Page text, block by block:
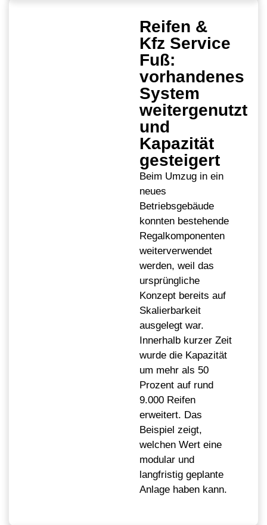
Reifen &
Kfz Service
Fuß:
vorhandenes
System
weitergenutzt
und
Kapazität
gesteigert
Beim Umzug in ein
neues
Betriebsgebäude
konnten bestehende
Regalkomponenten
weiterverwendet
werden, weil das
ursprüngliche
Konzept bereits auf
Skalierbarkeit
ausgelegt war.
Innerhalb kurzer Zeit
wurde die Kapazität
um mehr als 50
Prozent auf rund
9.000 Reifen
erweitert. Das
Beispiel zeigt,
welchen Wert eine
modular und
langfristig geplante
Anlage haben kann.